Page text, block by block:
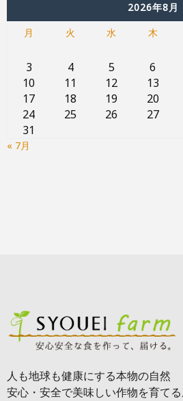
2026年8月
月
火 水 木
3
4 5 6
10
11 12 13
17
18 19 20
24
25 26 27
31
« 7月
人も地球も健康にする本物の自然
安心・安全で美味しい作物を育て